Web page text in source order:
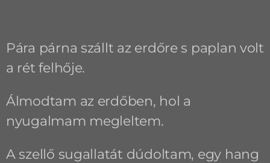
Pára párna szállt az erdőre s paplan volt
a rét felhője.
Álmodtam az erdőben, hol a
nyugalmam megleltem.
A szellő sugallatát dúdoltam, egy hang